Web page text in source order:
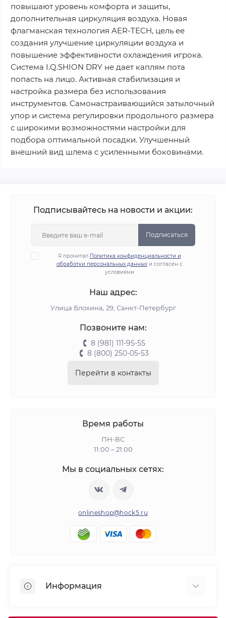
повышают уровень комфорта и защиты,
дополнительная циркуляция воздуха. Новая
флагманская технология AER-TECH, цель ее
создания улучшение циркуляции воздуха и
повышение эффективности охлаждения игрока.
Система I.Q.SHION DRY не дает каплям пота
попасть на лицо. Активная стабилизация и
настройка размера без использования
инструментов. Самонастраивающийся затылочный
упор и система регулировки продольного размера
с широкими возможностями настройки для
подбора оптимальной посадки. Улучшенный
внешний вид шлема с усиленными боковинами.
Подписывайтесь на новости и акции:
Подписаться
Я прочитал Политика конфиденциальности и
обработки персональных данныхи согласен с
условиями
Наш адрес:
Улица Блохина, 29, Санкт-Петербург
Позвоните нам:
8 (981) 111-95-55
8 (800) 250-05-53
Перейти в контакты
Время работы
ПН-ВС
11:00 – 21:00
Мы в социальных сетях:
onlineshop@hock5.ru
Информация